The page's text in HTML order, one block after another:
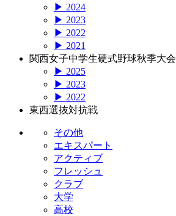
▶ 2024
▶ 2023
▶ 2022
▶ 2021
関西女子中学生硬式野球秋季大会
▶ 2025
▶ 2023
▶ 2022
東西選抜対抗戦
その他
エキスパート
アクティブ
フレッシュ
クラブ
大学
高校